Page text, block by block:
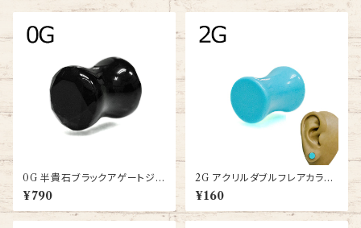
0G 半貴石ブラックアゲートジュ
エルカットダブルフレアプラグ(P
ST2-02-0G-BKA)
¥790
2G アクリルダブルフレアカラー
プラグ(NBC13-001-2G-BA)
¥160